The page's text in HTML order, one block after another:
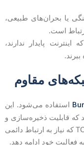
یا بحران‌های طبیعی،
پایدار ندارند،
مقاوم
استفاده می‌شود. این
قابلیت ذخیره‌سازی و
ارسال در زمان مناسب دارند. برخلاف TCP/IP که نیاز به ارتباط دائمی